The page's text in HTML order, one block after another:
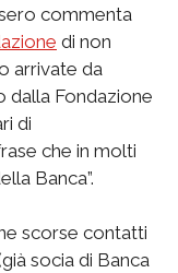
commenta
di non
arrivate da
dalla Fondazione
di
che in molti
Banca”.
scorse contatti
socia di Banca